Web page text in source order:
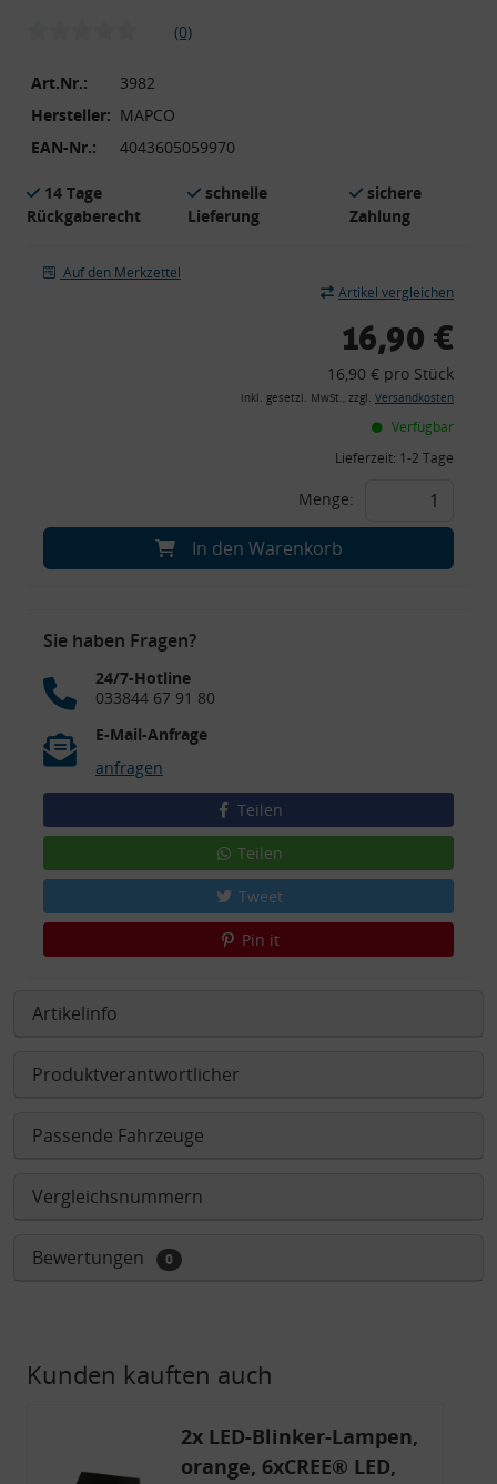
(0)
Art.Nr.:
3982
Hersteller: MAPCO
EAN-Nr.:
4043605059970
14 Tage
Rückgaberecht
schnelle
Lieferung
sichere
Zahlung
Auf den Merkzettel
Artikel vergleichen
16,90 €
16,90 € pro Stück
inkl. gesetzl. MwSt., zzgl. Versandkosten
Verfügbar
Lieferzeit: 1-2 Tage
Menge:
In den Warenkorb
Sie haben Fragen?
24/7-Hotline
033844 67 91 80
E-Mail-Anfrage
anfragen
Teilen
Teilen
Tweet
Pin it
Artikelinfo
Produktverantwortlicher
Passende Fahrzeuge
Vergleichsnummern
Bewertungen 0
Kunden kauften auch
2x LED-Blinker-Lampen,
orange, 6xCREE® LED,